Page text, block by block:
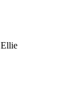
Ellie